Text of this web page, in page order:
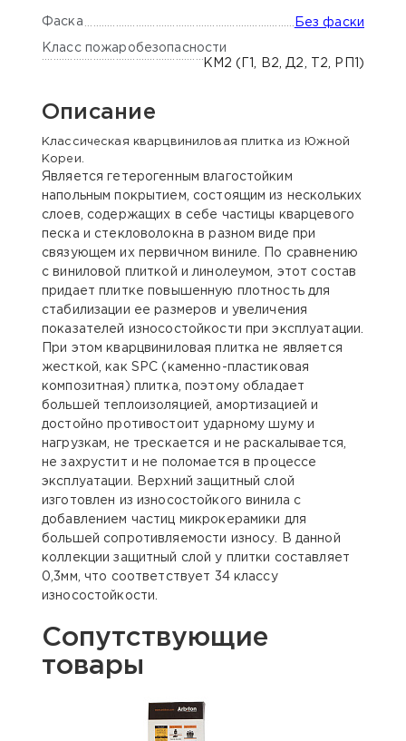
Фаска Без фаски
Класс пожаробезопасности
КМ2 (Г1, В2, Д2, Т2, РП1)
Описание
Классическая кварцвиниловая плитка из Южной
Кореи.
Является гетерогенным влагостойким
напольным покрытием, состоящим из нескольких
слоев, содержащих в себе частицы кварцевого
песка и стекловолокна в разном виде при
связующем их первичном виниле. По сравнению
с виниловой плиткой и линолеумом, этот состав
придает плитке повышенную плотность для
стабилизации ее размеров и увеличения
показателей износостойкости при эксплуатации.
При этом кварцвиниловая плитка не является
жесткой, как SPC (каменно-пластиковая
композитная) плитка, поэтому обладает
большей теплоизоляцией, амортизацией и
достойно противостоит ударному шуму и
нагрузкам, не трескается и не раскалывается,
не захрустит и не поломается в процессе
эксплуатации. Верхний защитный слой
изготовлен из износостойкого винила с
добавлением частиц микрокерамики для
большей сопротивляемости износу. В данной
коллекции защитный слой у плитки составляет
0,3мм, что соответствует 34 классу
износостойкости.
Сопутствующие
товары